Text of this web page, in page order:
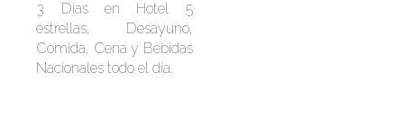
3 Días en Hotel 5
estrellas, Desayuno,
Comida, Cena y Bebidas
Nacionales todo el día.